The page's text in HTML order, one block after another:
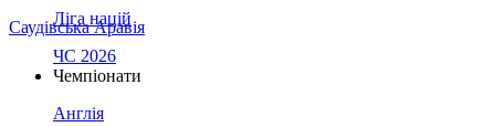
Саудівська Аравія
Ліга націй
ЧС 2026
Чемпіонати
Англія